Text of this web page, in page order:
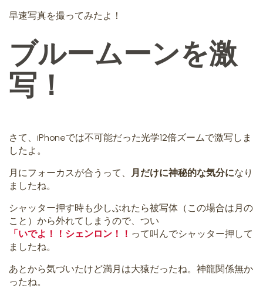
早速写真を撮ってみたよ！
ブルームーンを激
写！
さて、iPhoneでは不可能だった光学12倍ズームで激写しま
したよ。
月にフォーカスが合うって、
月だけに神秘的な気分になり
ましたね。
シャッター押す時も少しぶれたら被写体（この場合は月の
こと）から外れてしまうので、つい
「いでよ！！シェンロン！！ って叫んでシャッター押して
ましたね。
あとから気づいたけど満月は大猿だったね。神龍関係無か
ったね。